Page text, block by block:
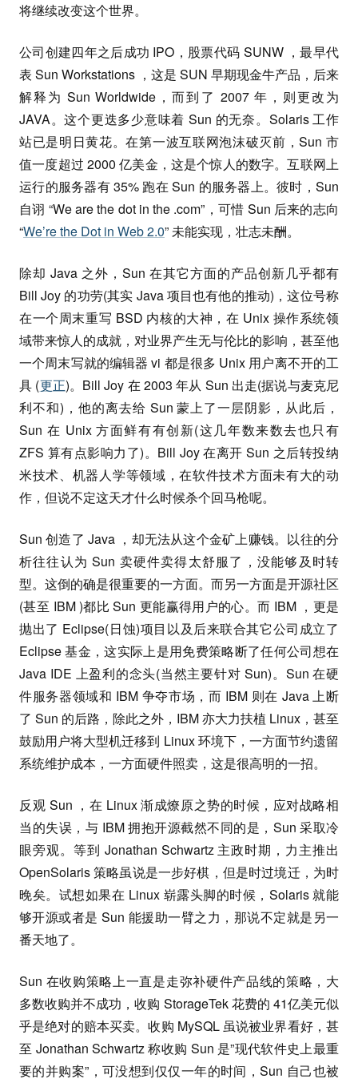
将继续改变这个世界。
公司创建四年之后成功 IPO，股票代码 SUNW ，最早代
表 Sun Workstations ，这是 SUN 早期现金牛产品，后来
解释为 Sun Worldwide，而到了 2007 年，则更改为
JAVA。这个更迭多少意味着 Sun 的无奈。Solaris 工作
站已是明日黄花。在第一波互联网泡沫破灭前，Sun 市
值一度超过 2000 亿美金，这是个惊人的数字。互联网上
运行的服务器有 35% 跑在 Sun 的服务器上。彼时，Sun
自诩 “We are the dot in the .com”，可惜 Sun 后来的志向
“We’re the Dot in Web 2.0” 未能实现，壮志未酬。
除却 Java 之外，Sun 在其它方面的产品创新几乎都有
Bill Joy 的功劳(其实 Java 项目也有他的推动)，这位号称
在一个周末重写 BSD 内核的大神，在 Unix 操作系统领
域带来惊人的成就，对业界产生无与伦比的影响，甚至他
一个周末写就的编辑器 vi 都是很多 Unix 用户离不开的工
具 (更正)。Bill Joy 在 2003 年从 Sun 出走(据说与麦克尼
利不和)，他的离去给 Sun 蒙上了一层阴影，从此后，
Sun 在 Unix 方面鲜有有创新(这几年数来数去也只有
ZFS 算有点影响力了)。Bill Joy 在离开 Sun 之后转投纳
米技术、机器人学等领域，在软件技术方面未有大的动
作，但说不定这天才什么时候杀个回马枪呢。
Sun 创造了 Java ，却无法从这个金矿上赚钱。以往的分
析往往认为 Sun 卖硬件卖得太舒服了，没能够及时转
型。这倒的确是很重要的一方面。而另一方面是开源社区
(甚至 IBM )都比 Sun 更能赢得用户的心。而 IBM ，更是
抛出了 Eclipse(日蚀)项目以及后来联合其它公司成立了
Eclipse 基金，这实际上是用免费策略断了任何公司想在
Java IDE 上盈利的念头(当然主要针对 Sun)。Sun 在硬
件服务器领域和 IBM 争夺市场，而 IBM 则在 Java 上断
了 Sun 的后路，除此之外，IBM 亦大力扶植 Linux，甚至
鼓励用户将大型机迁移到 Linux 环境下，一方面节约遗留
系统维护成本，一方面硬件照卖，这是很高明的一招。
反观 Sun ，在 Linux 渐成燎原之势的时候，应对战略相
当的失误，与 IBM 拥抱开源截然不同的是，Sun 采取冷
眼旁观。等到 Jonathan Schwartz 主政时期，力主推出
OpenSolaris 策略虽说是一步好棋，但是时过境迁，为时
晚矣。试想如果在 Linux 崭露头脚的时候，Solaris 就能
够开源或者是 Sun 能援助一臂之力，那说不定就是另一
番天地了。
Sun 在收购策略上一直是走弥补硬件产品线的策略，大
多数收购并不成功，收购 StorageTek 花费的 41亿美元似
乎是绝对的赔本买卖。收购 MySQL 虽说被业界看好，甚
至 Jonathan Schwartz 称收购 Sun 是”现代软件史上最重
要的并购案”，可没想到仅仅一年的时间，Sun 自己也被